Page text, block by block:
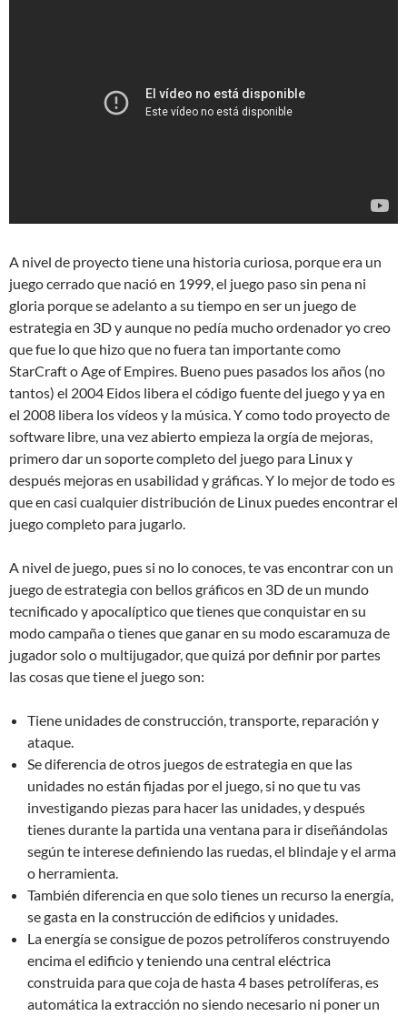
A nivel de proyecto tiene una historia curiosa, porque era un
juego cerrado que nació en 1999, el juego paso sin pena ni
gloria porque se adelanto a su tiempo en ser un juego de
estrategia en 3D y aunque no pedía mucho ordenador yo creo
que fue lo que hizo que no fuera tan importante como
StarCraft o Age of Empires. Bueno pues pasados los años (no
tantos) el 2004 Eidos libera el código fuente del juego y ya en
el 2008 libera los vídeos y la música. Y como todo proyecto de
software libre, una vez abierto empieza la orgía de mejoras,
primero dar un soporte completo del juego para Linux y
después mejoras en usabilidad y gráficas. Y lo mejor de todo es
que en casi cualquier distribución de Linux puedes encontrar el
juego completo para jugarlo.
A nivel de juego, pues si no lo conoces, te vas encontrar con un
juego de estrategia con bellos gráficos en 3D de un mundo
tecnificado y apocalíptico que tienes que conquistar en su
modo campaña o tienes que ganar en su modo escaramuza de
jugador solo o multijugador, que quizá por definir por partes
las cosas que tiene el juego son:
Tiene unidades de construcción, transporte, reparación y
ataque.
Se diferencia de otros juegos de estrategia en que las
unidades no están fijadas por el juego, si no que tu vas
investigando piezas para hacer las unidades, y después
tienes durante la partida una ventana para ir diseñándolas
según te interese definiendo las ruedas, el blindaje y el arma
o herramienta.
También diferencia en que solo tienes un recurso la energía,
se gasta en la construcción de edificios y unidades.
La energía se consigue de pozos petrolíferos construyendo
encima el edificio y teniendo una central eléctrica
construida para que coja de hasta 4 bases petrolíferas, es
automática la extracción no siendo necesario ni poner un